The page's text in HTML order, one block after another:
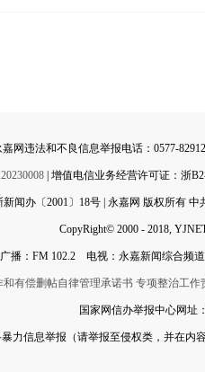
嘉网违法和不良信息举报电话：0577-
| 增值电信业务经营许可证：浙
新闻办〔2001〕18号 | 永嘉网 版权所有
CopyRight© 2000 - 2018,
播：FM 102.2 电视：永嘉新闻综合
和有偿删帖自律管理承诺书 专项整治工作
国家网信办举报中心网址：
暴力信息举报（请举报至侵权类，并在内